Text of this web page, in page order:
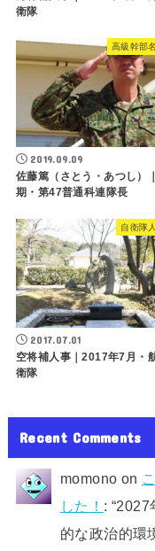
衛隊
高級幹部
2019.09.09
佐藤篤（さとう・あつし）
期・第47普通科連隊長
自衛隊
2017.07.01
空将補人事｜2017年7月・
衛隊
Recent Comments
momono on
した！ : “2027
的な政治的環